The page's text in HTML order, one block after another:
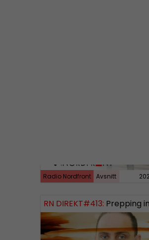
Radio Nordfront Avsnitt
RN DIREKT#413: Prepping inför tredje